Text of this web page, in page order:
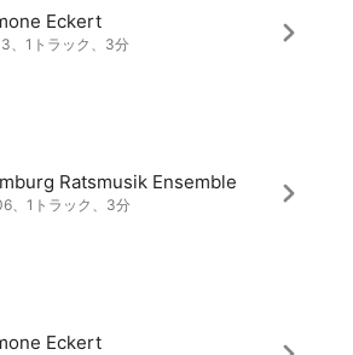
Eckert
、1トラック、3分
Ratsmusik Ensemble
、1トラック、3分
Eckert